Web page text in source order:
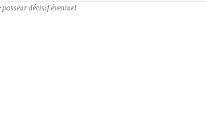
passeur décisif éventuel